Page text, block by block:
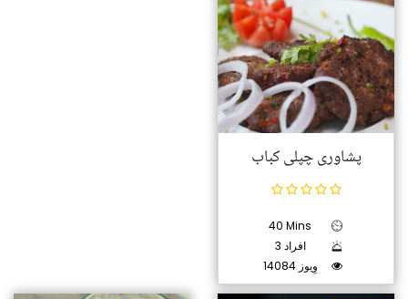
پشاوری چپلی کباب
40 Mins
3 افراد
14084 وِیوز